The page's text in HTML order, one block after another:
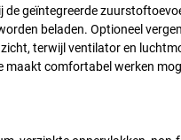
geïntegreerde
beladen. Optioneel
terwijl ventilator en
comfortabel werken